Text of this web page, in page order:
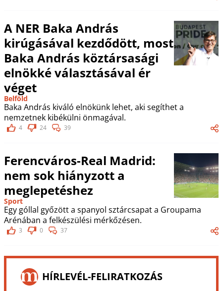
A NER Baka András
kirúgásával kezdődött, most
Baka András köztársasági
elnökké választásával ér
véget
Belföld
Baka András kiváló elnökünk lehet, aki segíthet a
nemzetnek kibékülni önmagával.
4 24 39
Ferencváros-Real Madrid:
nem sok hiányzott a
meglepetéshez
Sport
Egy góllal győzött a spanyol sztárcsapat a Groupama
Arénában a felkészülési mérkőzésen.
3 0 37
HÍRLEVÉL-FELIRATKOZÁS